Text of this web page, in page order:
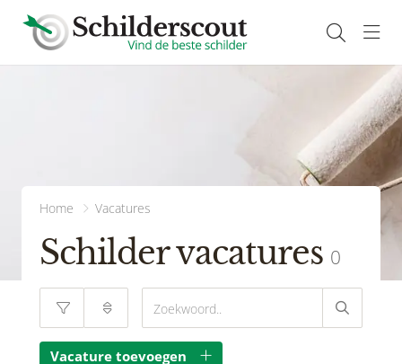
Home Vacatures
Schilder vacatures 0
Vacature toevoegen